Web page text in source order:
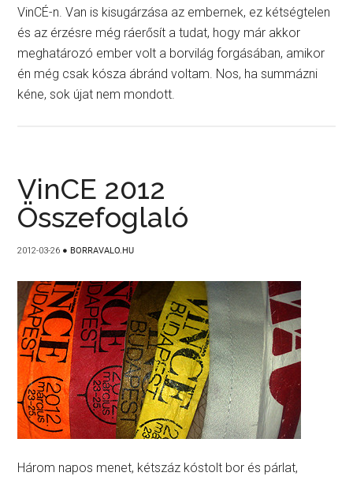
VinCÉ-n. Van is kisugárzása az embernek, ez kétségtelen
és az érzésre még ráerősít a tudat, hogy már akkor
meghatározó ember volt a borvilág forgásában, amikor
én még csak kósza ábránd voltam. Nos, ha summázni
kéne, sok újat nem mondott.
VinCE 2012
Összefoglaló
2012-03-26 ● BORRAVALO.HU
Három napos menet, kétszáz kóstolt bor és párlat,